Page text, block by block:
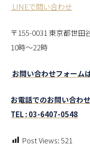
LINEで問い合わせ
〒155-0031 東京都世田
10時～22時
お問い合わせフォーム
お電話でのお問い合わ
TEL : 03-6407-0548
Post Views: 521